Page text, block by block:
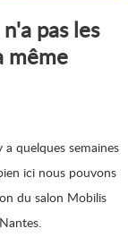
pas les
même
quelques semaines
ici nous pouvons
du salon Mobilis